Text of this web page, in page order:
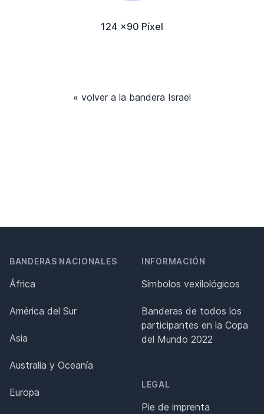
124 x90 Píxel
« volver a la bandera Israel
BANDERAS NACIONALES
África
América del Sur
Asia
Australia y Oceanía
Europa
INFORMACIÓN
Símbolos vexilológicos
Banderas de todos los
participantes en la Copa
del Mundo 2022
LEGAL
Pie de imprenta